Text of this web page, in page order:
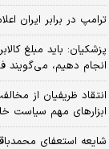
ترامپ در برابر ایران
پزشکیان: باید مبلغ
انجام دهیم، می‌گویند
انتقاد ظریفیان از
ابزارهای مهم سیاست
شایعه استعفای